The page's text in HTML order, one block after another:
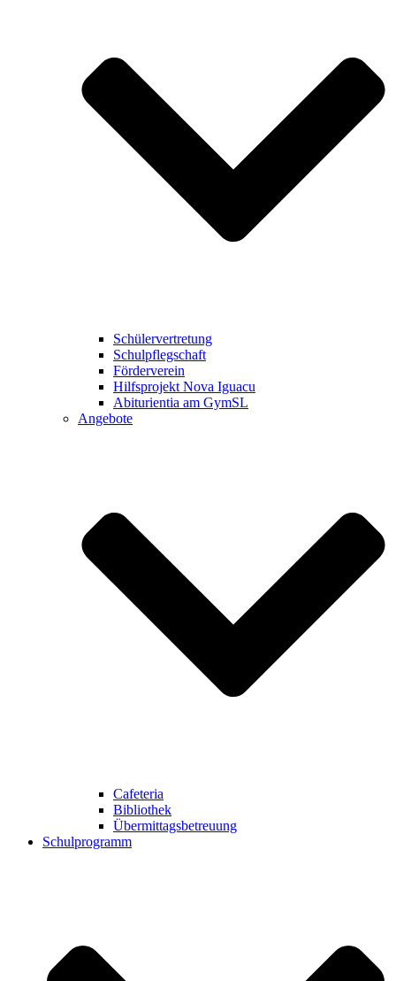
Schülervertretung
Schulpflegschaft
Förderverein
Hilfsprojekt Nova Iguacu
Abiturientia am GymSL
Angebote
Cafeteria
Bibliothek
Übermittagsbetreuung
Schulprogramm